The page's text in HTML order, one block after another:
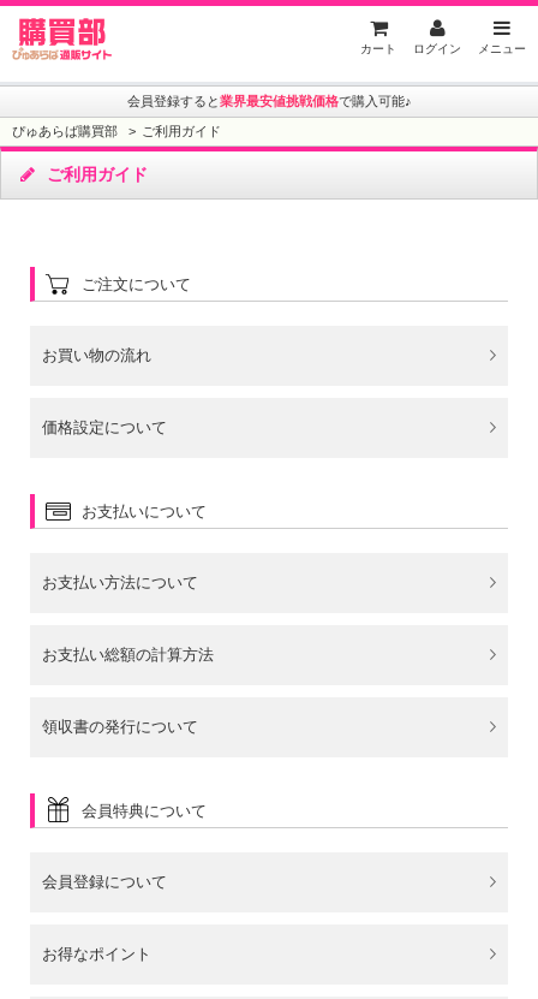
カート ログイン メニュー
会員登録すると業界最安値挑戦価格で購入可能♪
ぴゅあらば購買部 ご利用ガイド
ご利用ガイド
ご注文について
お買い物の流れ
価格設定について
お支払いについて
お支払い方法について
お支払い総額の計算方法
領収書の発行について
会員特典について
会員登録について
お得なポイント